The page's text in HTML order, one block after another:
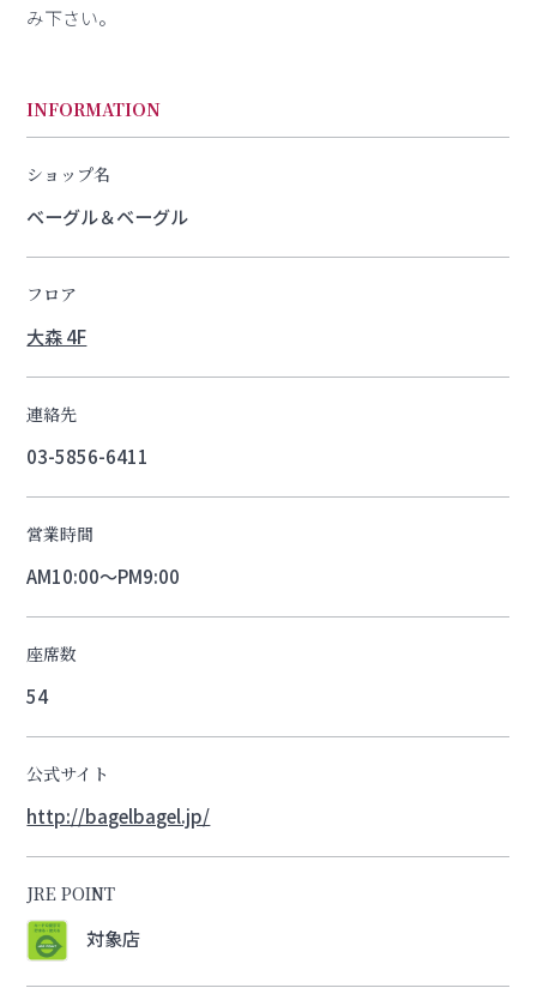
み下さい。
INFORMATION
ショップ名
ベーグル＆ベーグル
フロア
大森 4F
連絡先
03-5856-6411
営業時間
AM10:00～PM9:00
座席数
54
公式サイト
http://bagelbagel.jp/
JRE POINT
対象店